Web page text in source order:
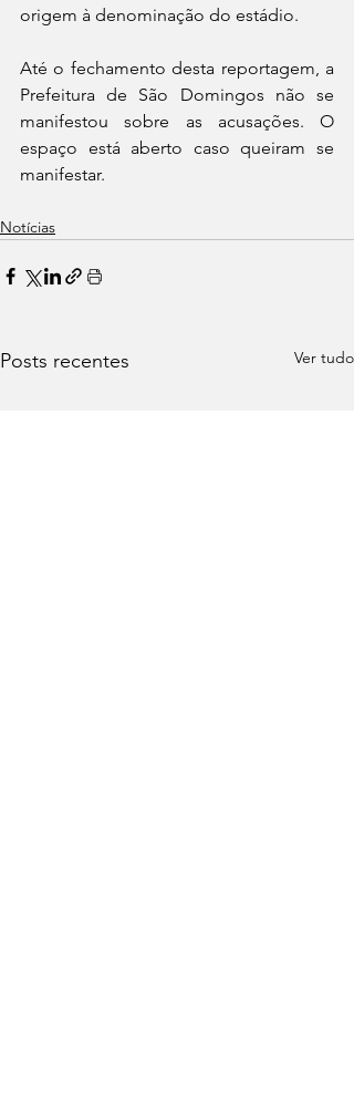
origem à denominação do estádio.
Até o fechamento desta reportagem, a
Prefeitura de São Domingos não se
manifestou sobre as acusações. O
espaço está aberto caso queiram se
manifestar.
Notícias
Posts recentes Ver tudo